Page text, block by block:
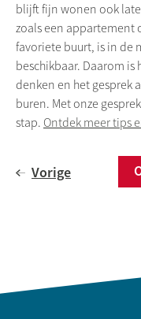
blijft fijn wonen ook
zoals een appartement
favoriete buurt, is in de
beschikbaar. Daarom is
denken en het gesprek
buren. Met onze
stap. Ontdek meer tips
Vorige